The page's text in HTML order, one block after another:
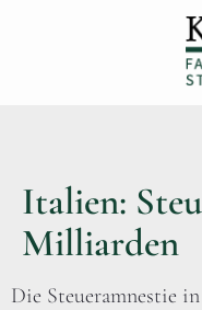
Italien:
Milliarden
Die Steueramnestie